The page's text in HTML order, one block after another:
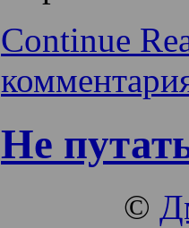
Continue
Не
©